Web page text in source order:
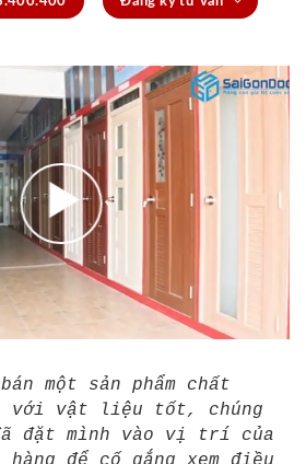
một sản phẩm chất
với vật liệu tốt, chúng
đặt mình vào vị trí của